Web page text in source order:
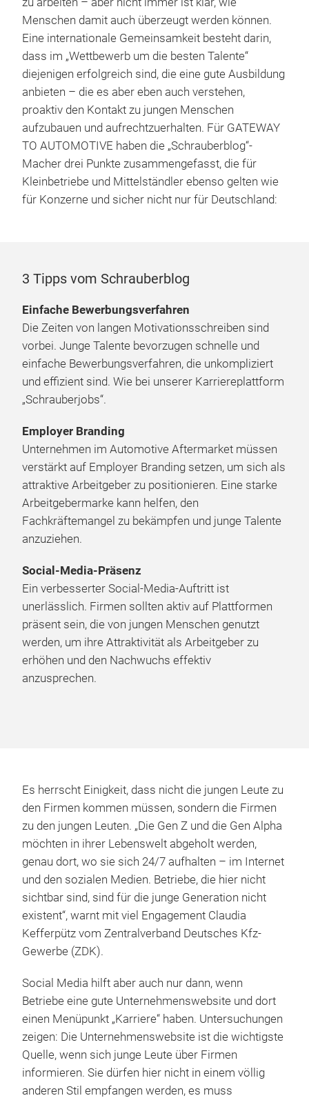
Menschen damit auch überzeugt werden können.
Eine internationale Gemeinsamkeit besteht darin,
dass im „Wettbewerb um die besten Talente“
diejenigen erfolgreich sind, die eine gute Ausbildung
anbieten – die es aber eben auch verstehen,
proaktiv den Kontakt zu jungen Menschen
aufzubauen und aufrechtzuerhalten. Für GATEWAY
TO AUTOMOTIVE haben die „Schrauberblog“-
Macher drei Punkte zusammengefasst, die für
Kleinbetriebe und Mittelständler ebenso gelten wie
für Konzerne und sicher nicht nur für Deutschland:
3 Tipps vom Schrauberblog
Einfache Bewerbungsverfahren
Die Zeiten von langen Motivationsschreiben sind
vorbei. Junge Talente bevorzugen schnelle und
einfache Bewerbungsverfahren, die unkompliziert
und effizient sind. Wie bei unserer Karriereplattform
„Schrauberjobs“.
Employer Branding
Unternehmen im Automotive Aftermarket müssen
verstärkt auf Employer Branding setzen, um sich als
attraktive Arbeitgeber zu positionieren. Eine starke
Arbeitgebermarke kann helfen, den
Fachkräftemangel zu bekämpfen und junge Talente
anzuziehen.
Social-Media-Präsenz
Ein verbesserter Social-Media-Auftritt ist
unerlässlich. Firmen sollten aktiv auf Plattformen
präsent sein, die von jungen Menschen genutzt
werden, um ihre Attraktivität als Arbeitgeber zu
erhöhen und den Nachwuchs effektiv
anzusprechen.
Es herrscht Einigkeit, dass nicht die jungen Leute zu
den Firmen kommen müssen, sondern die Firmen
zu den jungen Leuten. „Die Gen Z und die Gen Alpha
möchten in ihrer Lebenswelt abgeholt werden,
genau dort, wo sie sich 24/7 aufhalten – im Internet
und den sozialen Medien. Betriebe, die hier nicht
sichtbar sind, sind für die junge Generation nicht
existent“, warnt mit viel Engagement Claudia
Kefferpütz vom Zentralverband Deutsches Kfz-
Gewerbe (ZDK).
Social Media hilft aber auch nur dann, wenn
Betriebe eine gute Unternehmenswebsite und dort
einen Menüpunkt „Karriere“ haben. Untersuchungen
zeigen: Die Unternehmenswebsite ist die wichtigste
Quelle, wenn sich junge Leute über Firmen
informieren. Sie dürfen hier nicht in einem völlig
anderen Stil empfangen werden, es muss